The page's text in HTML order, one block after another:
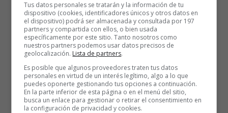
25 AÑOS BASKONISTAS
Tus datos personales se tratarán y la información de tu
dispositivo (cookies, identificadores únicos y otros datos en
el dispositivo) podrá ser almacenada y consultada por 197
partners y compartida con ellos, o bien usada
específicamente por este sitio. Tanto nosotros como
nuestros partners podemos usar datos precisos de
geolocalización. Lista de partners.
Es posible que algunos proveedores traten tus datos
personales en virtud de un interés legítimo, algo a lo que
puedes oponerte gestionando tus opciones a continuación.
En la parte inferior de esta página o en el menú del sitio,
busca un enlace para gestionar o retirar el consentimiento en
la configuración de privacidad y cookies.